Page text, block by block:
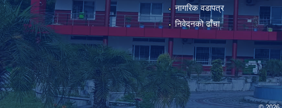
नागरिक वडापत्र
निवेदनको ढाँचा